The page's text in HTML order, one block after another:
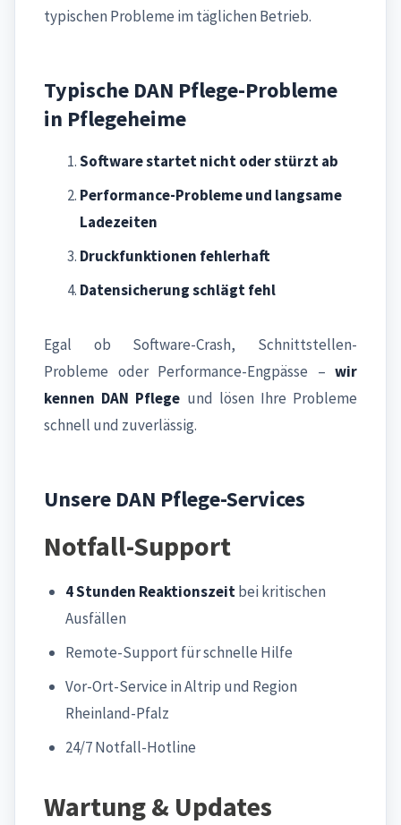
typischen Probleme im täglichen Betrieb.
Typische DAN Pflege-Probleme
in Pflegeheime
Software startet nicht oder stürzt ab
Performance-Probleme und langsame
Ladezeiten
Druckfunktionen fehlerhaft
Datensicherung schlägt fehl
Egal ob Software-Crash, Schnittstellen-
Probleme oder Performance-Engpässe – wir
kennen DAN Pflege und lösen Ihre Probleme
schnell und zuverlässig.
Unsere DAN Pflege-Services
Notfall-Support
4 Stunden Reaktionszeitbei kritischen
Ausfällen
Remote-Support für schnelle Hilfe
Vor-Ort-Service in Altrip und Region
Rheinland-Pfalz
24/7 Notfall-Hotline
Wartung & Updates